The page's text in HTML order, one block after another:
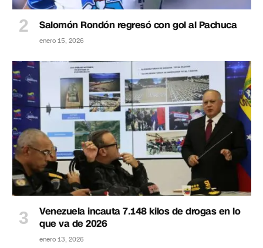
Salomón Rondón regresó con gol al Pachuca
enero 15, 2026
Venezuela incauta 7.148 kilos de drogas en lo
que va de 2026
enero 13, 2026